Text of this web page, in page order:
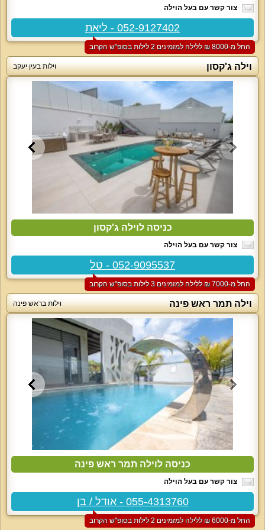
צור קשר עם בעל הוילה
052-9127402 - ליאת
החל מ-‏8000 ₪ ללילה למזמינים 2 לילות בסופ"ש הקרוב
וילה ג'קסון וילות בעין יעקב
כניסה לוילה ג'קסון
צור קשר עם בעל הוילה
052-9095537 - טל
החל מ-‏7000 ₪ ללילה למזמינים 3 לילות בסופ"ש הקרוב
וילה תמר ראש פינה וילות בראש פינה
כניסה לוילה תמר ראש פינה
צור קשר עם בעל הוילה
055-4313760 - אודל / בן
החל מ-‏6000 ₪ ללילה למזמינים 2 לילות בסופ"ש הקרוב